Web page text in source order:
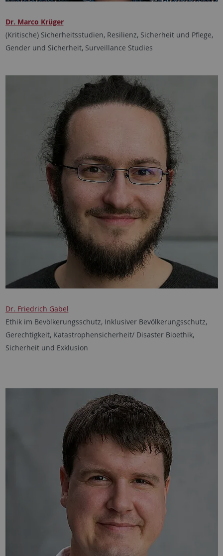
Dr. Marco Krüger
(Kritische) Sicherheitsstudien, Resilienz, Sicherheit und Pflege,
Gender und Sicherheit, Surveillance Studies
Dr. Friedrich Gabel
Ethik im Bevölkerungsschutz, Inklusiver Bevölkerungsschutz,
Gerechtigkeit, Katastrophensicherheit/ Disaster Bioethik,
Sicherheit und Exklusion